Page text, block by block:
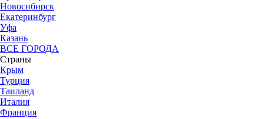
Новосибирск
Екатеринбург
Уфа
Казань
ВСЕ ГОРОДА
Страны
Крым
Турция
Таиланд
Италия
Франция